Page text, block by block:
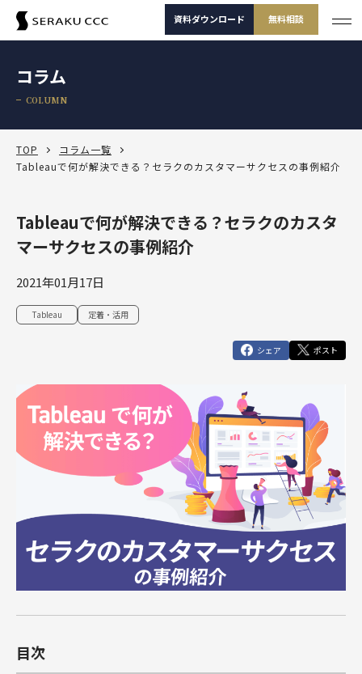
資料ダウンロード 無料相談
サービス一覧
Salesforce活用診断
サービスから選
ぶ
ング支援
ダッシュボ
ードワーク
ショップ
ジャーニー
支援（常
駐・リモー
ト）
対象製品
Salesforce
Tableau
Account
Engagement
Marketing
BtoBマ
ーケティング
支援
HubSpot
サービス一覧
サービスから選ぶ
Salesforce
ダッシュボードワークショップ
カスタマージャーニーワークショップ
SFAマネジメントワークショップ
商談フェーズ設計ワークショップ
サクセスパスワークショップ
Tableau
定着・運用支援（常駐・リモート）
Data Cloud
Agentforce
BtoBマーケティング支援
Salesforce
運用(常駐・リモート)支援
SIベンダー向け支援
エンジニア派遣
定着・活用支援
Account Engagement（旧 Pardot）
定着・活用支援
Agentforce
HubSpot
導入、定着・活用支援
BtoBマーケティング支援
課題から選ぶ
Salesforceを導入したけどうまく使えていない
Salesforce運用(常駐・リモート)支援
Salesforceセールスコンサルティング 支援
支援事例
セミナー
お役立ち資料
コラム
COLUMN
TOP
コラム一覧
Tableauで何が解決できる？セラクのカスタマーサクセスの事例紹介
Tableauで何が解決できる？セラクのカスタ
マーサクセスの事例紹介
2021年01月17日
Tableau 定着・活用
シェア ポスト
目次